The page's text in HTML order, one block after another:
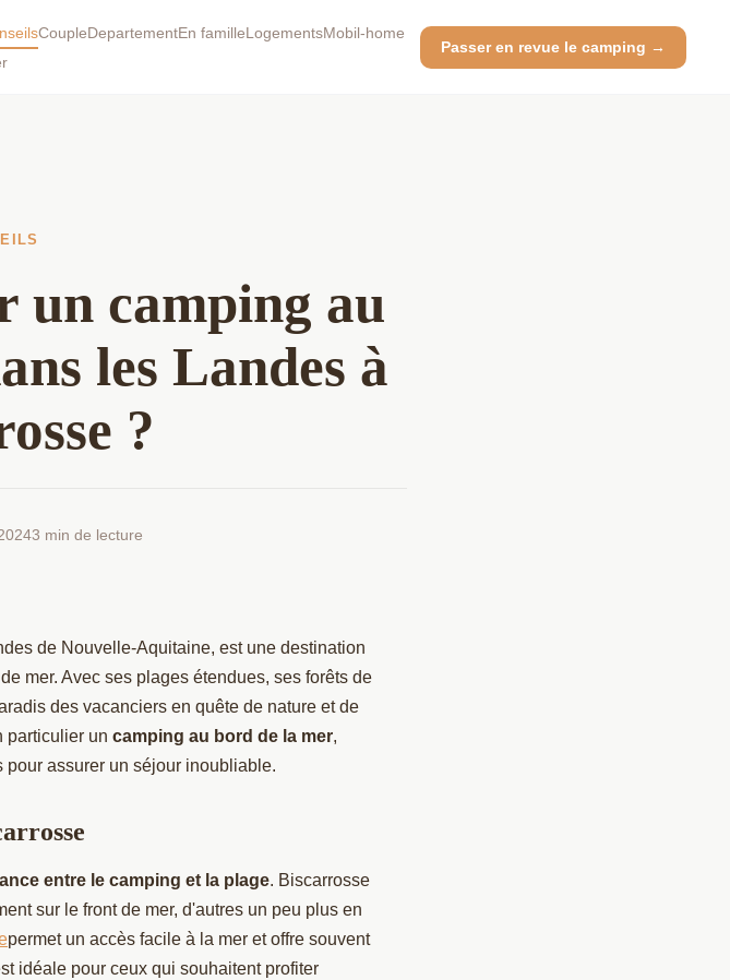
CoupleDepartementEn familleLogementsMobil-home
Passer en revue le camping →
un camping au
les Landes à
?
3 min de lecture
de Nouvelle-Aquitaine, est une destination
mer. Avec ses plages étendues, ses forêts de
des vacanciers en quête de nature et de
particulier un camping au bord de la mer,
assurer un séjour inoubliable.
entre le camping et la plage. Biscarrosse
sur le front de mer, d'autres un peu plus en
permet un accès facile à la mer et offre souvent
idéale pour ceux qui souhaitent profiter